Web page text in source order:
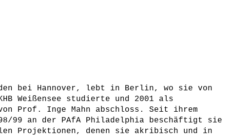
bei Hannover, lebt in Berlin, wo sie von
Weißensee studierte und 2001 als
Prof. Inge Mahn abschloss. Seit ihrem
99 an der PAfA Philadelphia beschäftigt sie
Projektionen, denen sie akribisch und in